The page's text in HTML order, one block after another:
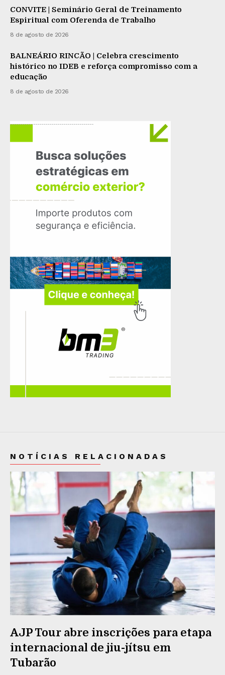
CONVITE | Seminário Geral de Treinamento
Espiritual com Oferenda de Trabalho
8 de agosto de 2026
BALNEÁRIO RINCÃO | Celebra crescimento
histórico no IDEB e reforça compromisso com a
educação
8 de agosto de 2026
NOTÍCIAS RELACIONADAS
AJP Tour abre inscrições para etapa
internacional de jiu-jítsu em
Tubarão